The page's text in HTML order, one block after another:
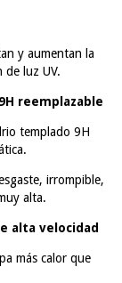
y aumentan la
de luz UV.
reemplazable
templado 9H
irrompible,
alta.
alta velocidad
más calor que